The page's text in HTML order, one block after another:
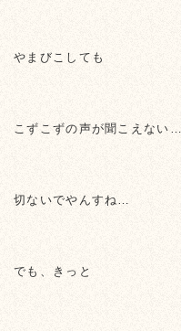
やまびこしても
こずこずの声が聞こえない…
切ないでやんすね…
でも、きっと